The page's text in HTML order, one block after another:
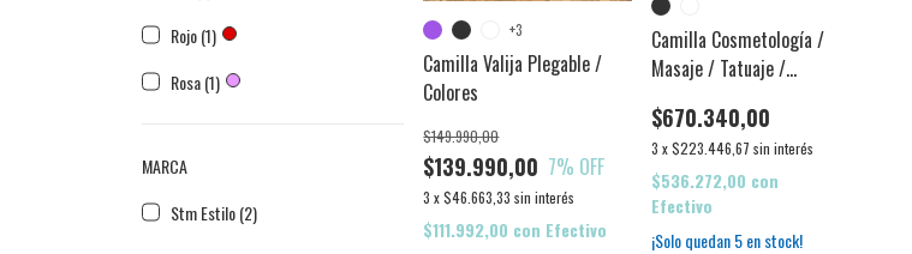
Rojo (1)
Rosa (1)
MARCA
Stm Estilo (2)
Camilla Valija Plegable /
Colores
$139.990,00
$149.990,00
7% OFF
3 x$46.663,33 sin interés
$111.992,00 con Efectivo
+3
Camilla Cosmetología /
Masaje / Tatuaje /
$670.340,00
3 x$223.446,67 sin interés
$536.272,00 con
Efectivo
¡Solo quedan5en stock!